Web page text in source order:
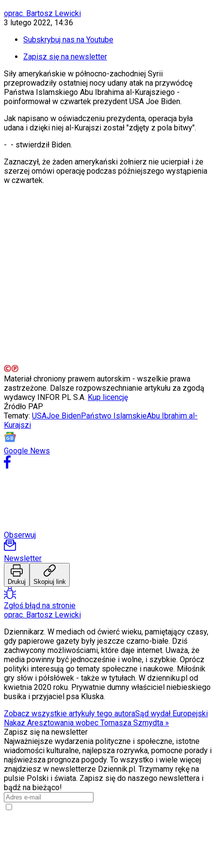
Auto
Aktualności
Auta ekologiczne
Automotive
Jednoślady
Drogi
Paliwo
Porady
Premiery
Testy
Aktualności
Plotki
Hity internetu
Edukacja
Aktualności
Matura
Kobieta
Ogród
Gotowanie
Porady
Podróże
Ubezpieczenie
Nieruchomości
Kupno i wynajem
Aktualności
Recenzje
Rozrywka
Technologia
Aktualności
Aplikacje mobilne
Gry
Internet
Nauka
Programy
Sprzęt
Muzyka
Aktualności
Koncerty
Recenzje
Zapowiedzi
Kultura
Aktualności
Książki
Sztuka
Teatr
Magia
Horoskopy
Numerologia
oprac. Bartosz Lewicki
3 lutego 2022, 14:36
Subskrybuj nas na Youtube
Zapisz się na newsletter
Siły amerykańskie w północno-zachodniej Syrii
przeprowadziły ostatniej nocy udany atak na przywódcę
Państwa Islamskiego Abu Ibrahima al-Kurajsziego -
poinformował w czwartek prezydent USA Joe Biden.
Jak napisano w oświadczeniu prezydenta, operacja była
udana i dzięki niej al-Kurajszi został "zdjęty z pola bitwy".
- - stwierdził Biden.
Zaznaczył, że żaden amerykański żołnierz nie ucierpiał i że
szerzej omówi operację podczas późniejszego wystąpienia
w czwartek.
Materiał chroniony prawem autorskim - wszelkie prawa
zastrzeżone. Dalsze rozpowszechnianie artykułu za zgodą
wydawcy INFOR PL S.A. Kup licencję
Źródło PAP
Tematy: USAJoe BidenPaństwo IslamskieAbu Ibrahim al-
Kurajszi
Google News
Obserwuj
Newsletter
Drukuj Skopiuj link
Zgłoś błąd na stronie
oprac. Bartosz Lewicki
Dziennikarz. W mediach od ćwierć wieku, pamiętający czasy,
gdy papierowe gazety były jeszcze czarno-białe. Dziś
zachwycony możliwościami, które daje internet. Uważa, że
media powinny być jednocześnie i wolne, i szybkie. Oprócz
polityki interesują go tematy społeczne i naukowe. Miłośnik
gry słów i półsłówek - także w tytułach. W dzienniku.pl od
kwietnia 2020 roku. Prywatnie dumny właściciel niebieskiego
busika i przyjaciel psa Kluska.
Zobacz wszystkie artykuły tego autoraSąd wydał Europejski
Nakaz Aresztowania wobec Tomasza Szmydta »
Zapisz się na newsletter
Najważniejsze wydarzenia polityczne i społeczne, istotne
wiadomości kulturalne, najlepsza rozrywka, pomocne porady i
najświeższa prognoza pogody. To wszystko i wiele więcej
znajdziesz w newsletterze Dziennik.pl. Trzymamy rękę na
pulsie Polski i świata. Zapisz się do naszego newslettera i
bądź na bieżąco!